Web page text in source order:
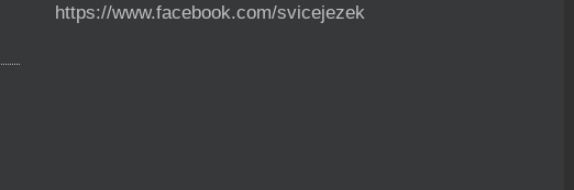
https://www.facebook.com/svicejezek